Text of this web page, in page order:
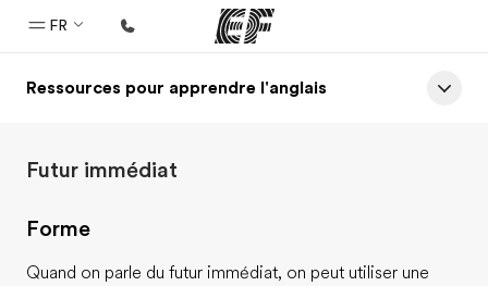
FR
Accueil
Programmes
Bureaux
Ressources pour apprendre l'anglais
Futur immédiat
Forme
Quand on parle du futur immédiat, on peut utiliser une